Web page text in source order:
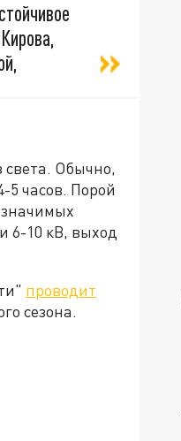
света. Обычно,
5 часов. Порой
6-10 кВ, выход
проводит
сезона.